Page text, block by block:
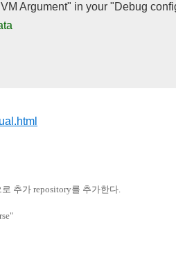
Argument" in your "Debug
추가 repository를 추가한다.